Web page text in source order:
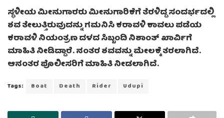
ಸ್ಥಳೀಯ ಮೀನುಗಾರರು ಮೀನುಗಾರಿಕೆಗೆ ತೆರಳಿದ್ದ ಸಂದರ್ಭದಲ್ಲಿ
ಶವ ತೇಲುತ್ತಿರುವುದನ್ನು ಗಮನಿಸಿ ಕರಾವಳಿ ಕಾವಲು ಪಡೆಯ
ಕರಾವಳಿ ನಿಯಂತ್ರಣ ದಳದ ಸಿಬ್ಬಂದಿ ನಿಶಾಂತ್ ಖಾರ್ವಿಗೆ
ಮಾಹಿತಿ ನೀಡಿದ್ದಾರೆ. ನಂತರ ಶವವನ್ನು ಮೇಲಕ್ಕೆ ತರಲಾಗಿದೆ.
ಆನಂತರ ಪೊಲೀಸರಿಗೆ ಮಾಹಿತಿ ನೀಡಲಾಗಿದೆ.
Tags: Boat Death Rider Udupi